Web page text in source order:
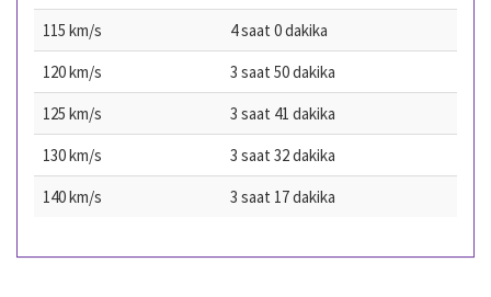
115 km/s
4 saat 0 dakika
120 km/s
3 saat 50 dakika
125 km/s
3 saat 41 dakika
130 km/s
3 saat 32 dakika
140 km/s
3 saat 17 dakika